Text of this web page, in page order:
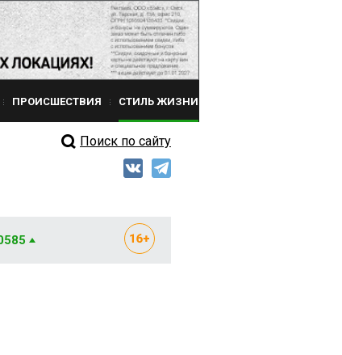
ПРОИСШЕСТВИЯ СТИЛЬ ЖИЗНИ
Поиск по сайту